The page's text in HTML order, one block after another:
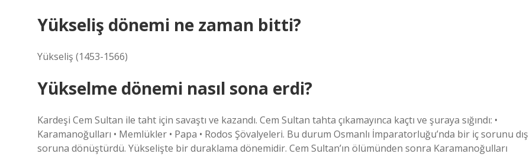
Yükseliş dönemi ne zaman bitti?
Yükseliş (1453-1566)
Yükselme dönemi nasıl sona erdi?
Kardeşi Cem Sultan ile taht için savaştı ve kazandı. Cem Sultan tahta çıkamayınca kaçtı ve şuraya sığındı: •
Karamanoğulları • Memlükler • Papa • Rodos Şövalyeleri. Bu durum Osmanlı İmparatorluğu’nda bir iç sorunu dış
soruna dönüştürdü. Yükselişte bir duraklama dönemidir. Cem Sultan’ın ölümünden sonra Karamanoğulları